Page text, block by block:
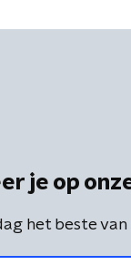
je op
het beste van